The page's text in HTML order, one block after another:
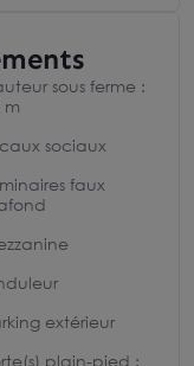
sous ferme :
m
sociaux
faux
extérieur
plain-pied :